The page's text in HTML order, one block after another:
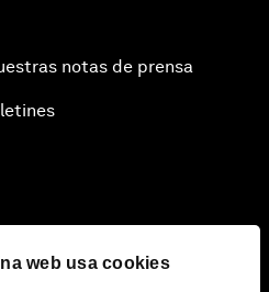
web usa cookies
notas de prensa